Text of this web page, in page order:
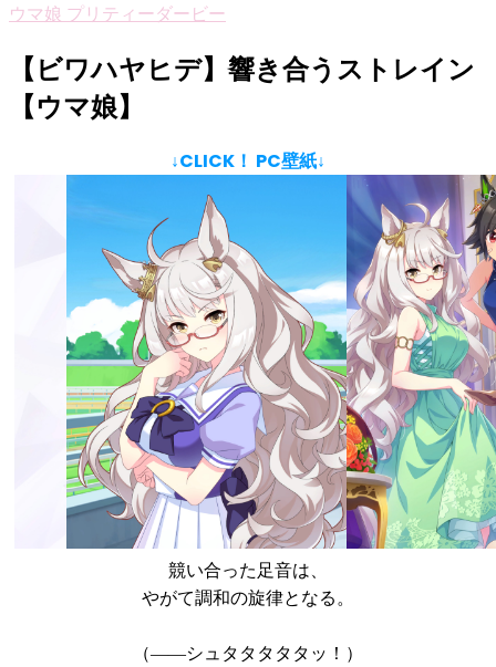
ウマ娘 プリティーダービー
【ビワハヤヒデ】響き合うストレイン
【ウマ娘】
↓CLICK！ PC壁紙↓
競い合った足音は、
やがて調和の旋律となる。
（――シュタタタタタッ！）